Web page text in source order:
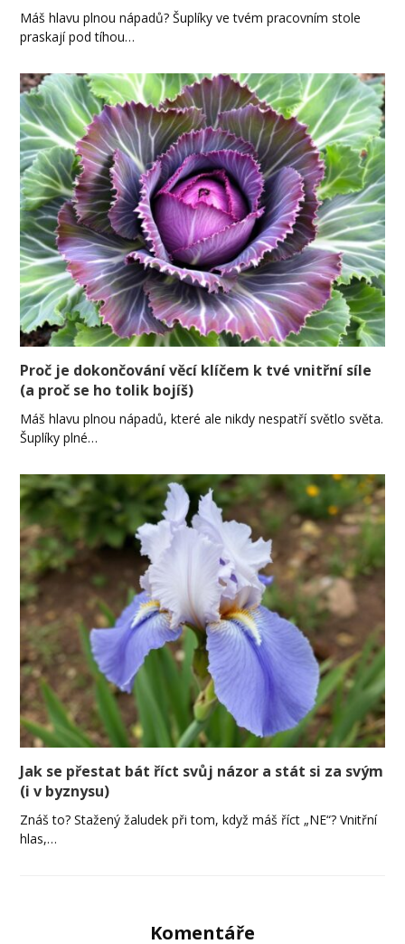
Máš hlavu plnou nápadů? Šuplíky ve tvém pracovním stole
praskají pod tíhou…
Proč je dokončování věcí klíčem k tvé vnitřní síle
(a proč se ho tolik bojíš)
Máš hlavu plnou nápadů, které ale nikdy nespatří světlo světa.
Šuplíky plné…
Jak se přestat bát říct svůj názor a stát si za svým
(i v byznysu)
Znáš to? Stažený žaludek při tom, když máš říct „NE“? Vnitřní
hlas,…
Komentáře